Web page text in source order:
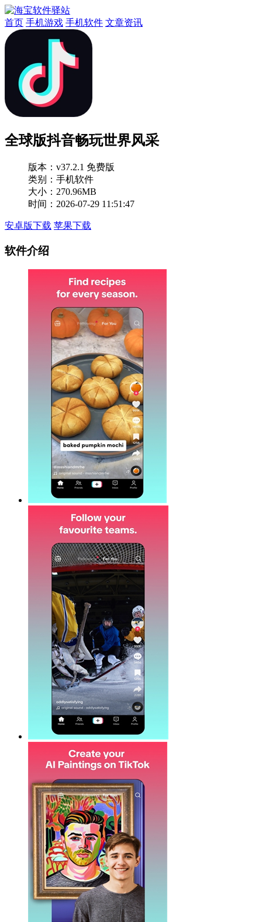
首页 手机游戏 手机软件 文章资讯
全球版抖音畅玩世界风采
版本： v37.2.1 免费版
类别：手机软件
大小：270.96MB
时间：2026-07-29 11:51:47
安卓版下载 苹果下载
软件介绍